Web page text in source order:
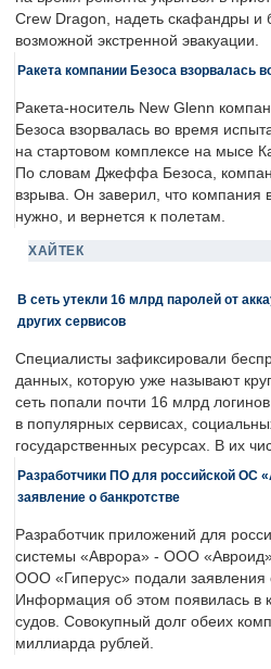
Crew Dragon, надеть скафандры и
возможной экстренной эвакуации.
Ракета компании Безоса взорвалась
Ракета-носитель New Glenn
Безоса взорвалась во время
на стартовом комплексе на мысе
По словам Джеффа Безоса,
взрыва. Он заверил, что компания
нужно, и вернется к полетам.
ХАЙТЕК
В сеть утекли 16 млрд паролей от
других сервисов
Специалисты зафиксировали
данных, которую уже называют
сеть попали почти 16 млрд
в популярных сервисах,
государственных ресурсах. В их
Разработчики ПО для российской ОС
заявление о банкротстве
Разработчик приложений для
системы «Аврора» - ООО
ООО «Гиперус» подали заявления
Информация об этом появилась в
судов. Совокупный долг обеих
миллиарда рублей.